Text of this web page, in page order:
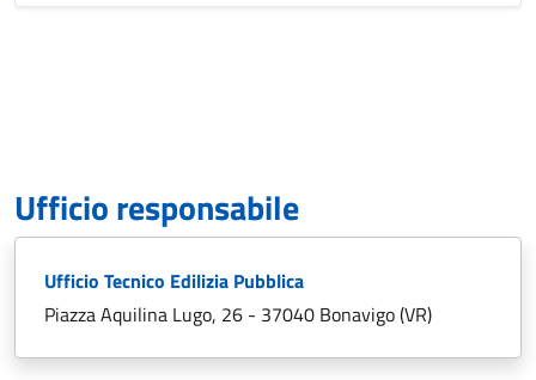
Ufficio responsabile
Ufficio Tecnico Edilizia Pubblica
Piazza Aquilina Lugo, 26 - 37040 Bonavigo (VR)